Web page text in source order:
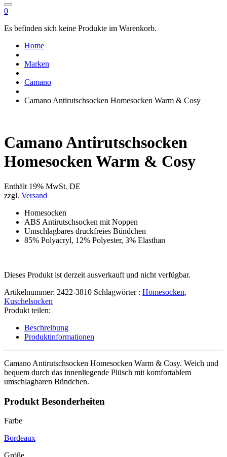
0
Es befinden sich keine Produkte im Warenkorb.
Home
Marken
Camano
Camano Antirutschsocken Homesocken Warm & Cosy
Camano Antirutschsocken
Homesocken Warm & Cosy
Enthält 19% MwSt. DE
zzgl. Versand
Homesocken
ABS Antirutschsocken mit Noppen
Umschlagbares druckfreies Bündchen
85% Polyacryl, 12% Polyester, 3% Elasthan
Dieses Produkt ist derzeit ausverkauft und nicht verfügbar.
Artikelnummer: 2422-3810 Schlagwörter : Homesocken,
Kuschelsocken
Produkt teilen:
Beschreibung
Produktinformationen
Camano Antirutschsocken Homesocken Warm & Cosy. Weich und
bequem durch das innenliegende Plüsch mit komfortablem
umschlagbaren Bündchen.
Produkt Besonderheiten
Farbe
Bordeaux